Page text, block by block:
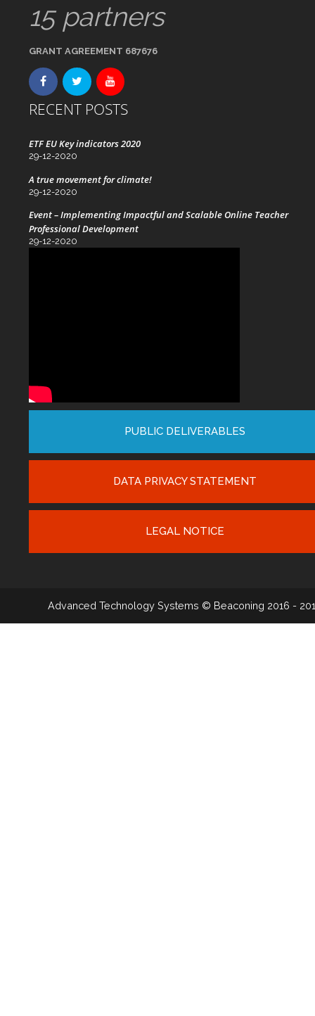
15 partners
GRANT AGREEMENT 687676
RECENT POSTS
ETF EU Key indicators 2020
29-12-2020
A true movement for climate!
29-12-2020
Event – Implementing Impactful and Scalable Online Teacher
Professional Development
29-12-2020
PUBLIC DELIVERABLES
DATA PRIVACY STATEMENT
LEGAL NOTICE
Advanced Technology Systems © Beaconing 2016 -